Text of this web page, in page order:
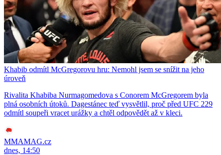
Khabib odmítl McGregorovu hru: Nemohl jsem se snížit na jeho
úroveň
Rivalita Khabiba Nurmagomedova s Conorem McGregorem byla
plná osobních útoků. Dagestánec teď vysvětlil, proč před UFC 229
odmítl soupeři vracet urážky a chtěl odpovědět až v kleci.
MMAMAG.cz
dnes, 14:50